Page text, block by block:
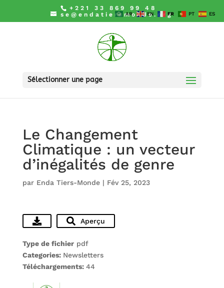
+221 33 869 99 48
se@endatiersmonde.org
Sélectionner une page
Le Changement
Climatique : un vecteur
d’inégalités de genre
par Enda Tiers-Monde| Fév 25, 2023
Aperçu
Type de fichierpdf
Categories: Newsletters
Téléchargements: 44
AR EN FR PT ES